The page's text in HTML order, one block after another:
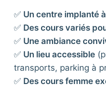
✅ Un centre implanté
✅ Des cours variés
✅ Une ambiance
✅ Un lieu accessible
transports, parking à
✅ Des cours femme